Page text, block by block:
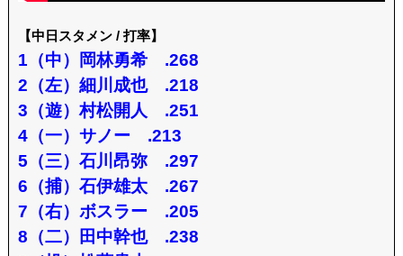
【中日スタメン / 打率】
1（中）岡林勇希 .268
2（左）細川成也 .218
3（遊）村松開人 .251
4（一）サノー .213
5（三）石川昂弥 .297
6（捕）石伊雄太 .267
7（右）ボスラー .205
8（二）田中幹也 .238